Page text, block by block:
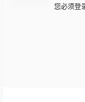
您必须登